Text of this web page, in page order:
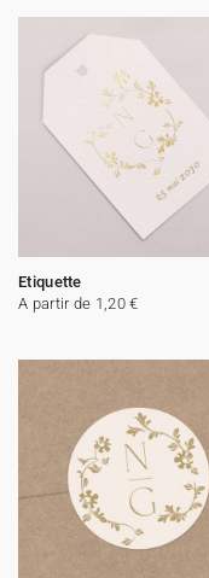
Etiquette
A partir de 1,20 €